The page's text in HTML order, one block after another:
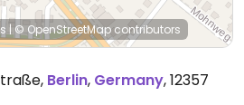
| © OpenStreetMap contributors
, Berlin, Germany,12357